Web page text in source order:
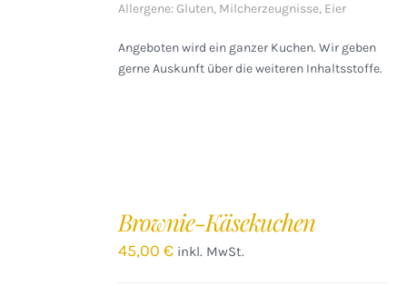
Allergene: Gluten, Milcherzeugnisse, Eier
Angeboten wird ein ganzer Kuchen. Wir geben
gerne Auskunft über die weiteren Inhaltsstoffe.
Brownie-Käsekuchen
45,00€ inkl. MwSt.